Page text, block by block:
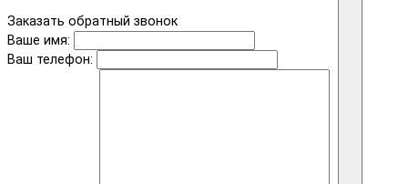
Заказать обратный звонок
Ваше имя:
Ваш телефон: